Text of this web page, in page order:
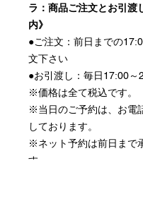
ラ：商品ご注文とお引渡
内》
●ご注文：前日までの
文下さい
●お引渡し：毎日17:00～
※価格は全て税込です。
※当日のご予約は、お電
しております。
※ネット予約は前日まで
す。